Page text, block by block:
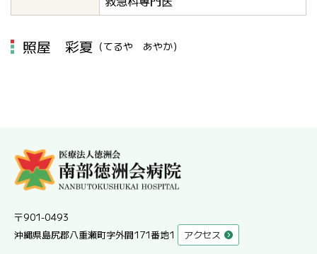
照屋 彩夏 （てるや あやか）
〒901-0493
沖縄県島尻郡八重瀬町字外間171番地1
アクセス